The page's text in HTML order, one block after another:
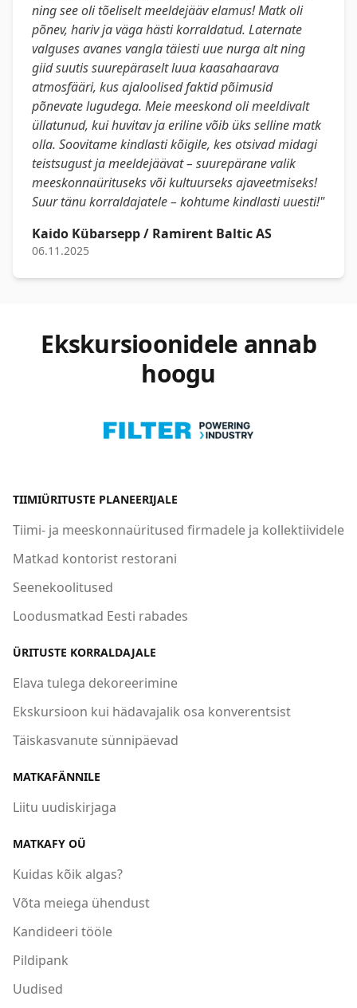
ning see oli tõeliselt meeldejääv elamus! Matk oli
põnev, hariv ja väga hästi korraldatud. Laternate
valguses avanes vangla täiesti uue nurga alt ning
giid suutis suurepäraselt luua kaasahaarava
atmosfääri, kus ajaloolised faktid põimusid
põnevate lugudega. Meie meeskond oli meeldivalt
üllatunud, kui huvitav ja eriline võib üks selline matk
olla. Soovitame kindlasti kõigile, kes otsivad midagi
teistsugust ja meeldejäävat – suurepärane valik
meeskonnaürituseks või kultuurseks ajaveetmiseks!
Suur tänu korraldajatele – kohtume kindlasti uuesti!"
Kaido Kübarsepp / Ramirent Baltic AS
06.11.2025
Ekskursioonidele annab
hoogu
TIIMIÜRITUSTE PLANEERIJALE
Tiimi- ja meeskonnaüritused firmadele ja kollektiividele
Matkad kontorist restorani
Seenekoolitused
Loodusmatkad Eesti rabades
ÜRITUSTE KORRALDAJALE
Elava tulega dekoreerimine
Ekskursioon kui hädavajalik osa konverentsist
Täiskasvanute sünnipäevad
MATKAFÄNNILE
Liitu uudiskirjaga
MATKAFY OÜ
Kuidas kõik algas?
Võta meiega ühendust
Kandideeri tööle
Pildipank
Uudised